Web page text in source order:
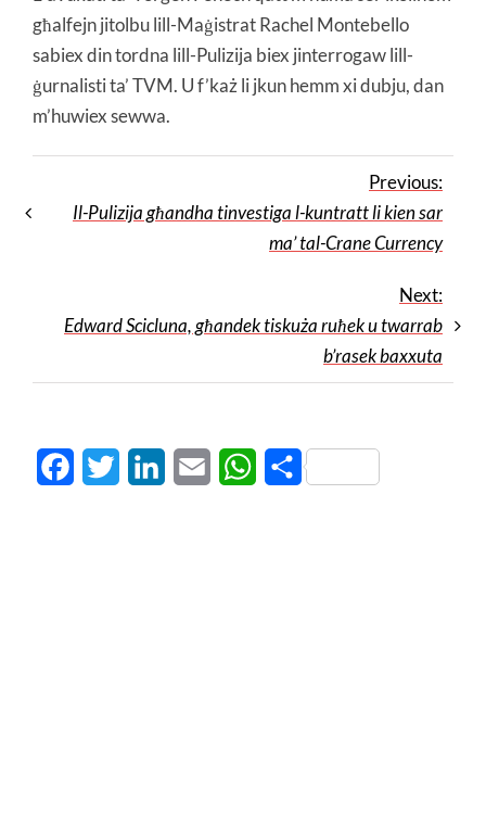
għalfejn jitolbu lill-Maġistrat Rachel Montebello
sabiex din tordna lill-Pulizija biex jinterrogaw lill-
ġurnalisti ta’ TVM. U f’każ li jkun hemm xi dubju, dan
m’huwiex sewwa.
Previous:
Il-Pulizija għandha tinvestiga l-kuntratt li kien sar
ma’ tal-Crane Currency
Next:
Edward Scicluna, għandek tiskuża ruħek u twarrab
b’rasek baxxuta
FacebookTwitter LinkedInEmail WhatsApp
Share